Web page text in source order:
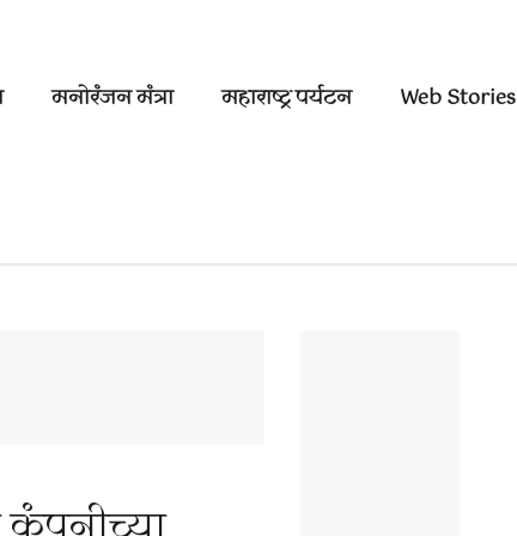
मनोरंजन मंत्रा महाराष्ट्र पर्यटन Web Stories